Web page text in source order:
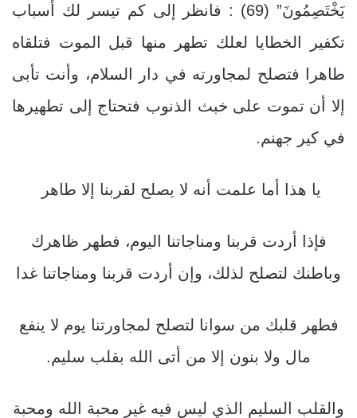
يَخْتَصِمُونَ” (69) : فانظر إلى كم تيسر لك أسباب
تكفير الخطايا لعلك تطهر منها قبل الموت فتلقاه
طاهرا فتصلح لمجاورته في دار السلام، وأنت تأبى
إلا أن تموت على خبث الذنوب فتحتاج إلى تطهيرها
في كير جهنم.
يا هذا أما علمت أنه لا يصلح لقربنا إلا طاهر
فإذا أردت قربنا ومناجاتنا اليوم، فطهر ظاهرك
وباطنك لتصلح لذلك، وإن أردت قربنا ومناجاتنا غدا
فطهر قلبك من سوانا لتصلح لمجاورتنا يوم لا ينفع
مال ولا بنون إلا من أتى الله بقلب سليم.
والقلب السليم الذي ليس فيه غير محبة الله ومحبة